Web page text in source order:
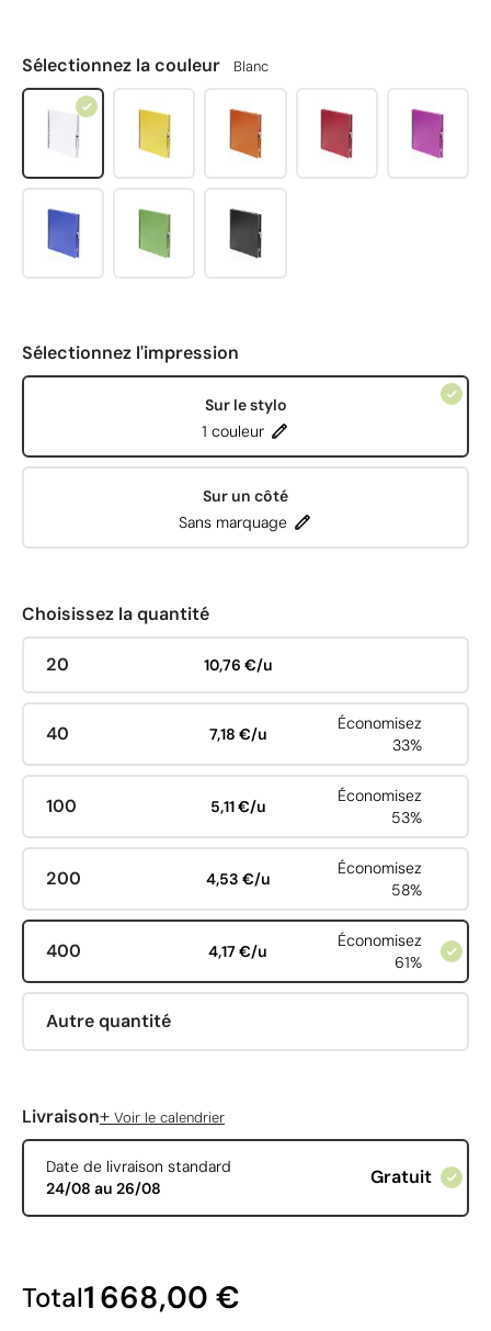
Sélectionnez la couleur Blanc
Sélectionnez l'impression
Sur le stylo
1 couleur
Sur un côté
Sans marquage
Choisissez la quantité
20 10,76 €/u
40 7,18 €/u
Économisez
33%
100 5,11 €/u
Économisez
53%
200 4,53 €/u
Économisez
58%
400 4,17 €/u
Économisez
61%
Autre quantité
Livraison+ Voir le calendrier
Date de livraison standard
24/08 au 26/08
Gratuit
Total1 668,00 €